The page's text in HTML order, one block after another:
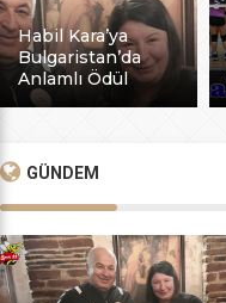
Habil Kara’ya
Bulgaristan’da
Anlamlı Ödül
GÜNDEM